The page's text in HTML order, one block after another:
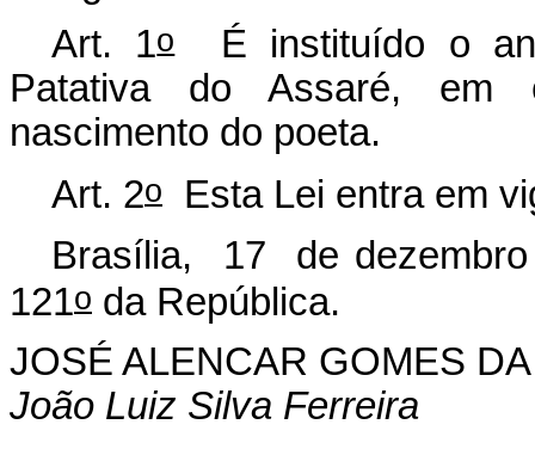
Art. 1oÉ instituído o
Patativa do Assaré, em
nascimento do poeta.
Art. 2o
Esta Lei entra em
Brasília, 17 de dezembro
121o da República.
JOSÉ ALENCAR GOMES
João Luiz Silva Ferreira